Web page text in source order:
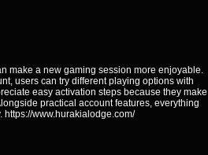
make a new gaming session more enjoyable.
users can try different playing options with
easy activation steps because they make
practical account features, everything
https://www.hurakialodge.com/